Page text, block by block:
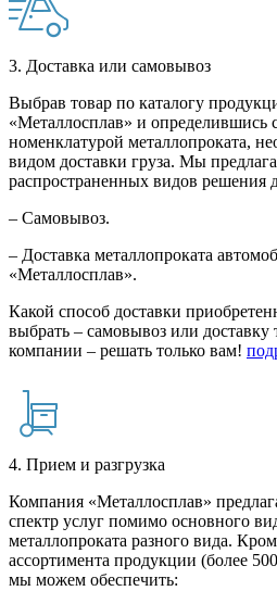
3. Доставка или самовывоз
Выбрав товар по каталогу
«Металлосплав» и определившись
номенклатурой металлопроката,
видом доставки груза. Мы
распространенных видов решения
– Самовывоз.
– Доставка металлопроката
«Металлосплав».
Какой способ доставки
выбрать – самовывоз или
компании – решать только вам!
4. Прием и разгрузка
Компания «Металлосплав»
спектр услуг помимо основного
металлопроката разного вида.
ассортимента продукции (более
мы можем обеспечить: